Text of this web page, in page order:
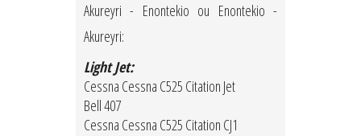
Akureyri - Enontekio ou Enontekio -
Akureyri:
Light Jet:
Cessna Cessna C525 Citation Jet
Bell 407
Cessna Cessna C525 Citation CJ1